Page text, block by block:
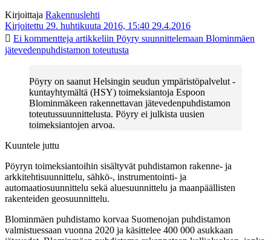
Kirjoittaja Rakennuslehti
Kirjoitettu 29. huhtikuuta 2016, 15:40 29.4.2016
Ei kommentteja artikkeliin Pöyry suunnittelemaan Blominmäen
jätevedenpuhdistamon toteutusta
Pöyry on saanut Helsingin seudun ympäristöpalvelut -
kuntayhtymältä (HSY) toimeksiantoja Espoon
Blominmäkeen rakennettavan jätevedenpuhdistamon
toteutussuunnittelusta. Pöyry ei julkista uusien
toimeksiantojen arvoa.
Kuuntele juttu
Pöyryn toimeksiantoihin sisältyvät puhdistamon rakenne- ja
arkkitehtisuunnittelu, sähkö-, instrumentointi- ja
automaatiosuunnittelu sekä aluesuunnittelu ja maanpäällisten
rakenteiden geosuunnittelu.
Blominmäen puhdistamo korvaa Suomenojan puhdistamon
valmistuessaan vuonna 2020 ja käsittelee 400 000 asukkaan